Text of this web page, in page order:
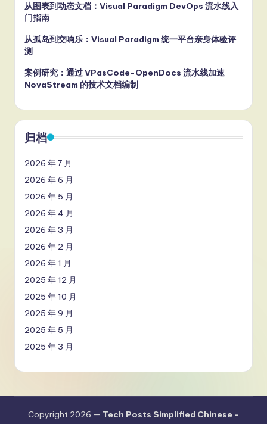
从图表到动态文档：Visual Paradigm DevOps 流水线入
门指南
从孤岛到交响乐：Visual Paradigm 统一平台亲身体验评
测
案例研究：通过 VPasCode-OpenDocs 流水线加速
NovaStream 的技术文档编制
归档
2026 年 7 月
2026 年 6 月
2026 年 5 月
2026 年 4 月
2026 年 3 月
2026 年 2 月
2026 年 1 月
2025 年 12 月
2025 年 10 月
2025 年 9 月
2025 年 5 月
2025 年 3 月
Copyright 2026 — Tech Posts Simplified Chinese -